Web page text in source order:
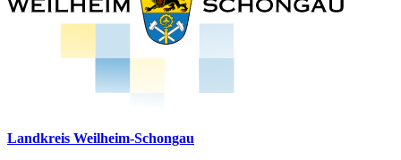
Landkreis Weilheim-Schongau